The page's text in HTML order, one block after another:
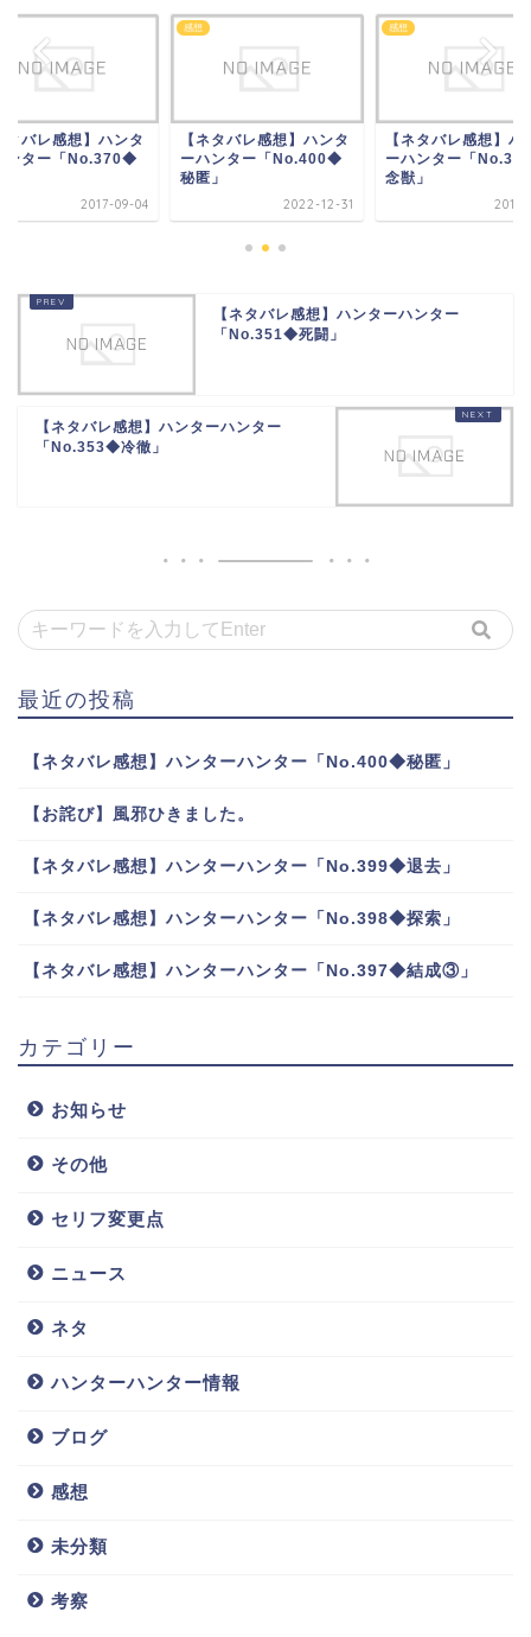
タバレ感想】ハンタ
ンター「No.370◆
2017-09-04
感想
【ネタバレ感想】ハンタ
ーハンター「No.400◆
秘匿」
2022-12-31
感想
【ネタバレ感想】ハ
ーハンター「
念獣」
2017-
【ネタバレ感想】ハンターハンター
「No.351◆死闘」
【ネタバレ感想】ハンターハンター
「No.353◆冷徹」
最近の投稿
【ネタバレ感想】ハンターハンター「No.400◆秘匿」
【お詫び】風邪ひきました。
【ネタバレ感想】ハンターハンター「No.399◆退去」
【ネタバレ感想】ハンターハンター「No.398◆探索」
【ネタバレ感想】ハンターハンター「No.397◆結成③」
カテゴリー
お知らせ
その他
セリフ変更点
ニュース
ネタ
ハンターハンター情報
ブログ
感想
未分類
考察